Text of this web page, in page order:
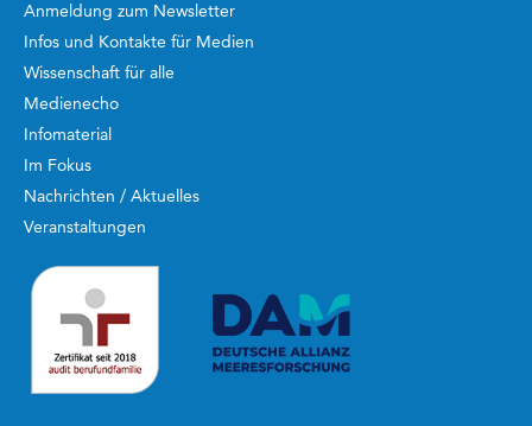
Anmeldung zum Newsletter
Infos und Kontakte für Medien
Wissenschaft für alle
Medienecho
Infomaterial
Im Fokus
Nachrichten / Aktuelles
Veranstaltungen